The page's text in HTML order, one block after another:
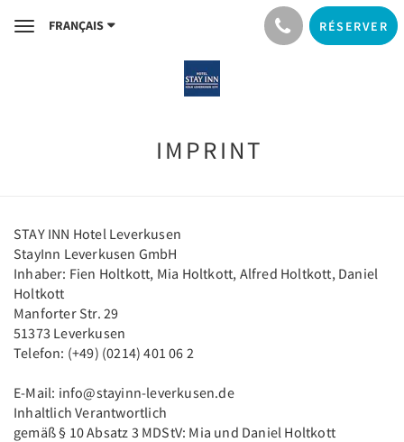
ToggleFRANÇAIS RÉSERVER
IMPRINT
STAY INN Hotel Leverkusen
StayInn Leverkusen GmbH
Inhaber: Fien Holtkott, Mia Holtkott, Alfred Holtkott, Daniel
Holtkott
Manforter Str. 29
51373 Leverkusen
Telefon: (+49) (0214) 401 06 2
E-Mail: info@stayinn-leverkusen.de
Inhaltlich Verantwortlich
gemäß § 10 Absatz 3 MDStV: Mia und Daniel Holtkott